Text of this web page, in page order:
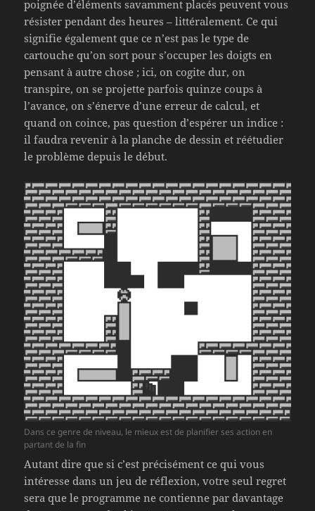
poignée d’éléments savamment placés peuvent vous
résister pendant des heures – littéralement. Ce qui
signifie également que ce n’est pas le type de
cartouche qu’on sort pour s’occuper les doigts en
pensant à autre chose ; ici, on cogite dur, on
transpire, on se projette parfois quinze coups à
l’avance, on s’énerve d’une erreur de calcul, et
quand on coince, pas question d’espérer un indice :
il faudra revenir à la planche de dessin et réétudier
le problème depuis le début.
Dans ce genre de niveau, le mieux est de planifier ses action en
partant de la fin
Autant dire que si c’est précisément ce qui vous
intéresse dans un jeu de réflexion, votre seul regret
sera que le programme ne contienne par davantage